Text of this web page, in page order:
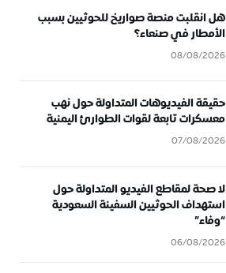
هل انقلبت منصة صواريخ للحوثيين بسبب
الأمطار في صنعاء؟
08/08/2026
حقيقة الفيديوهات المتداولة حول نهب
معسكرات تابعة لقوات الطوارئ اليمنية
07/08/2026
لا صحة لمقاطع الفيديو المتداولة حول
استهداف الحوثيين السفينة السعودية
“وفاء”
06/08/2026